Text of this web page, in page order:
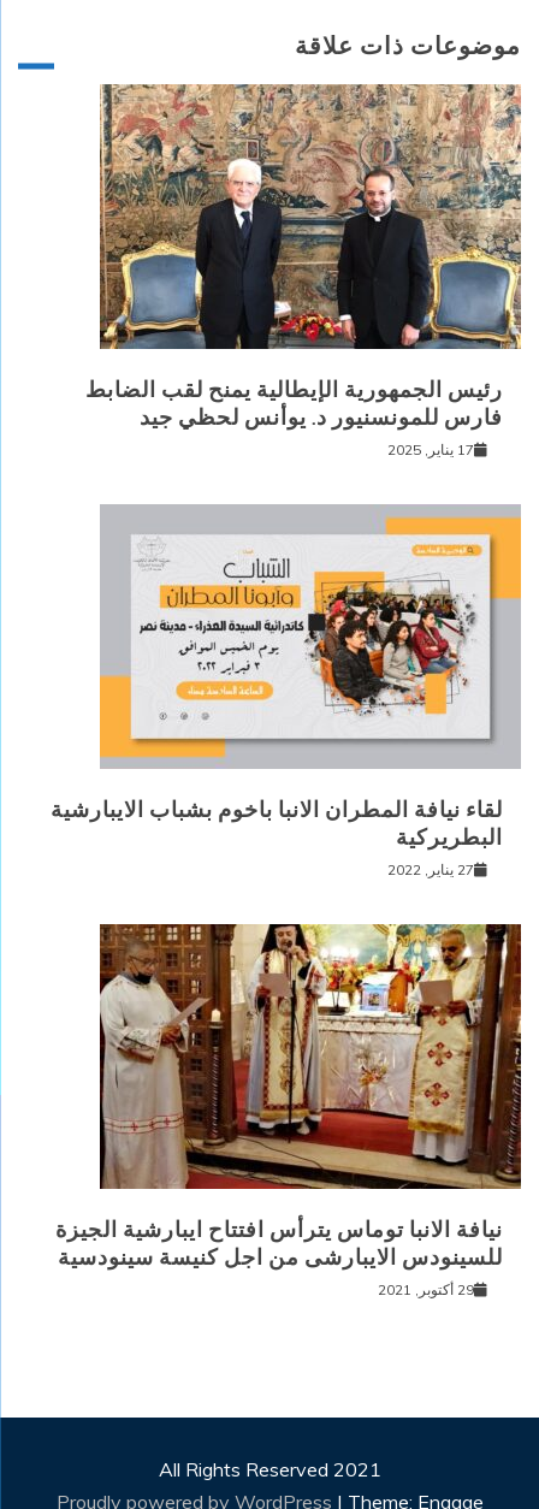
موضوعات ذات علاقة
رئيس الجمهورية الإيطالية يمنح لقب الضابط
فارس للمونسنيور د. يوأنس لحظي جيد
17 يناير, 2025
لقاء نيافة المطران الانبا باخوم بشباب الايبارشية
البطريركية
27 يناير, 2022
نيافة الانبا توماس يترأس افتتاح ايبارشية الجيزة
للسينودس الايبارشى من اجل كنيسة سينودسية
29 أكتوبر, 2021
All Rights Reserved 2021
Proudly powered by WordPress | Theme: Engage